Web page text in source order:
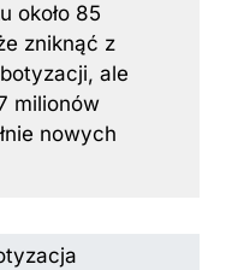
około 85
zniknąć z
ale
milionów
nowych